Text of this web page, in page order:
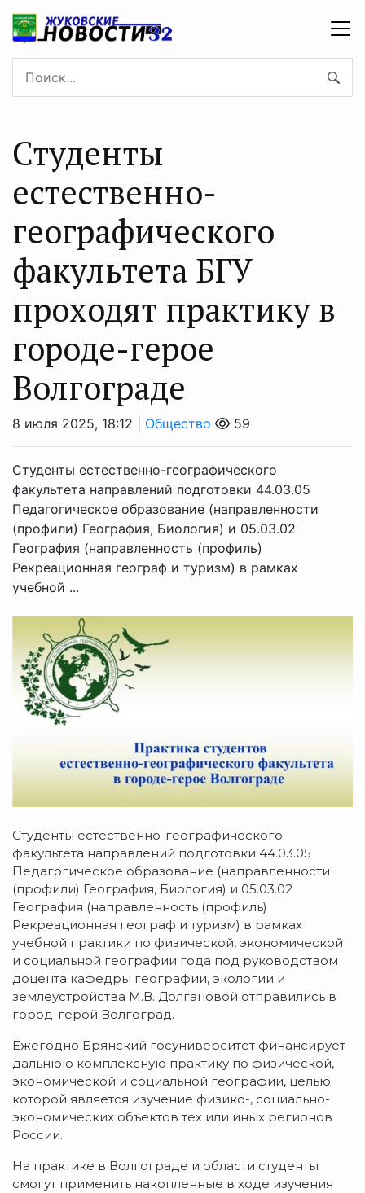
Студенты
естественно-
географического
факультета БГУ
проходят практику в
городе-герое
Волгограде
8 июля 2025, 18:12 | Общество 59
Студенты естественно-географического
факультета направлений подготовки 44.03.05
Педагогическое образование (направленности
(профили) География, Биология) и 05.03.02
География (направленность (профиль)
Рекреационная географ и туризм) в рамках
учебной ...
Студенты естественно-географического
факультета направлений подготовки 44.03.05
Педагогическое образование (направленности
(профили) География, Биология) и 05.03.02
География (направленность (профиль)
Рекреационная географ и туризм) в рамках
учебной практики по физической, экономической
и социальной географии года под руководством
доцента кафедры географии, экологии и
землеустройства М.В. Долгановой отправились в
город-герой Волгоград.
Ежегодно Брянский госуниверситет финансирует
дальнюю комплексную практику по физической,
экономической и социальной географии, целью
которой является изучение физико-, социально-
экономических объектов тех или иных регионов
России.
На практике в Волгограде и области студенты
смогут применить накопленные в ходе изучения